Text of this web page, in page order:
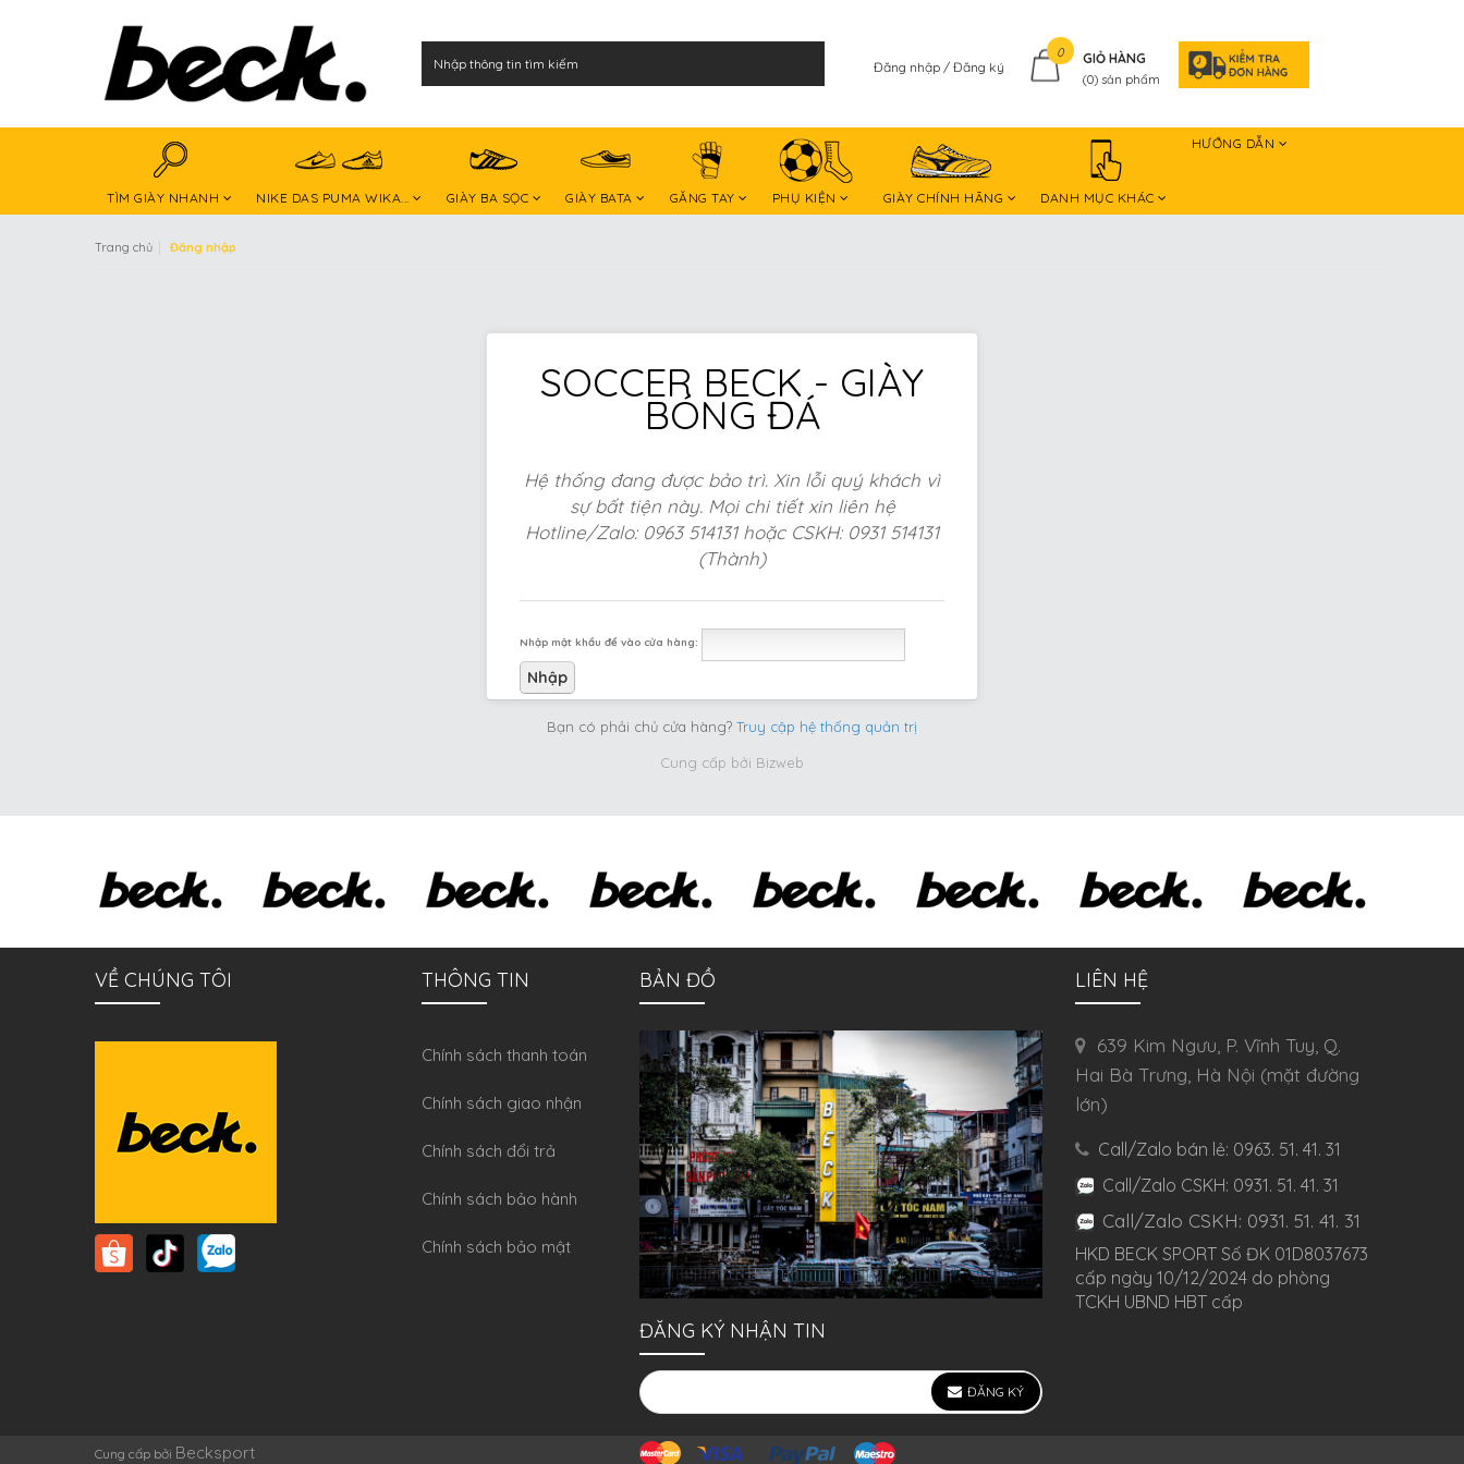
Đăng nhập Đăng ký
0 GIỎ HÀNG
(0) sản phẩm
TÌM GIÀY NHANH NIKE DAS PUMA WIKA... GIÀY BA SỌC GIÀY BATA GĂNG TAY PHỤ KIỆN GIÀY CHÍNH HÃNG DANH MỤC KHÁC
HƯỚNG DẪN
Trang chủ Đăng nhập
SOCCER BECK - GIÀY
BÓNG ĐÁ
Hệ thống đang được bảo trì. Xin lỗi quý khách vì
sự bất tiện này. Mọi chi tiết xin liên hệ
Hotline/Zalo: 0963 514131 hoặc CSKH: 0931 514131
(Thành)
Nhập mật khẩu để vào cửa hàng:
Bạn có phải chủ cửa hàng? Truy cập hệ thống quản trị
Cung cấp bởi Bizweb
VỀ CHÚNG TÔI THÔNG TIN
Chính sách thanh toán
Chính sách giao nhận
Chính sách đổi trả
Chính sách bảo hành
Chính sách bảo mật
BẢN ĐỒ
ĐĂNG KÝ NHẬN TIN
ĐĂNG KÝ
LIÊN HỆ
639 Kim Ngưu, P. Vĩnh Tuy, Q.
Hai Bà Trưng, Hà Nội (mặt đường
lớn)
Call/Zalo bán lẻ: 0963. 51. 41. 31
Call/Zalo CSKH: 0931. 51. 41. 31
Call/Zalo CSKH: 0931. 51. 41. 31
HKD BECK SPORT Số ĐK 01D8037673
cấp ngày 10/12/2024 do phòng
TCKH UBND HBT cấp
Cung cấp bởi Becksport